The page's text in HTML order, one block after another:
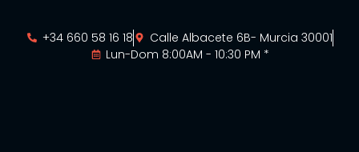
+34 660 58 16 18
Calle Albacete 6B- Murcia 30001
Lun-Dom 8:00AM - 10:30 PM *